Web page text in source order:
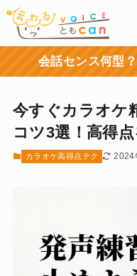
会話センス何型
今すぐカラオケ
コツ3選！高得
カラオケ高得点テク 2024